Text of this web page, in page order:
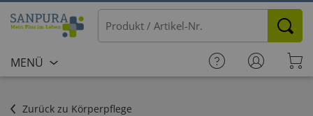
MENÜ
Zurück zu Körperpflege